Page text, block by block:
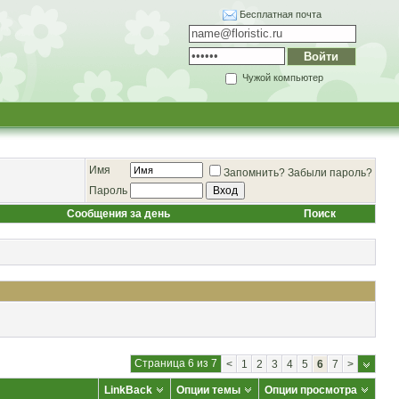
Бесплатная почта
Чужой компьютер
Имя Запомнить? Забыли пароль?
Пароль
Сообщения за день Поиск
Страница 6 из 7 < 1 2 3 4 5 6 7 >
LinkBack Опции темы
Опции просмотра